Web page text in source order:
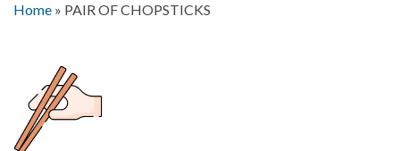
Home » PAIR OF CHOPSTICKS